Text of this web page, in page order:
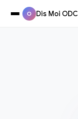
O Dis Moi ODC